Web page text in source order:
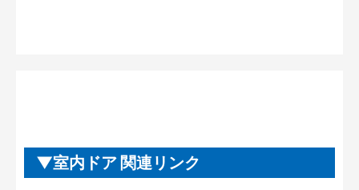
室内ドア 関連リンク